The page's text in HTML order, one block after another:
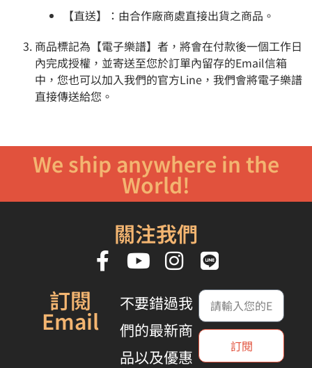
【直送】：由合作廠商處直接出貨之商品。
商品標記為【電子樂譜】者，將會在付款後一個工作日
內完成授權，並寄送至您於訂單內留存的Email信箱
中，您也可以加入我們的官方Line，我們會將電子樂譜
直接傳送給您。
We ship anywhere in the
World!
關注我們
訂閱
Email
不要錯過我
們的最新商
品以及優惠
訂閱